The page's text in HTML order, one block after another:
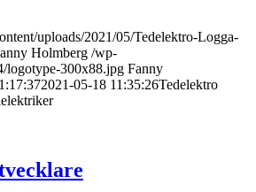
uploads/2021/05/Tedelektro-Logga-
Holmberg /wp-
logotype-300x88.jpg Fanny
2021-05-18 11:35:26Tedelektro